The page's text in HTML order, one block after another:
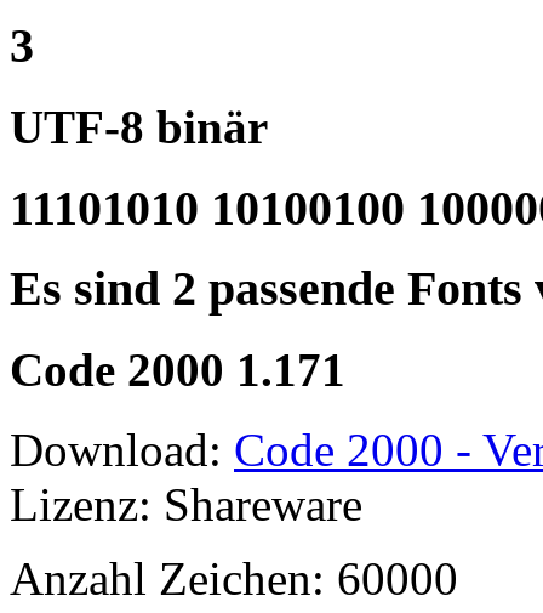
3
UTF-8 binär
11101010 10100100
Es sind 2 passende
Code 2000 1.171
Download: Code 2000 -
Lizenz: Shareware
Anzahl Zeichen: 60000